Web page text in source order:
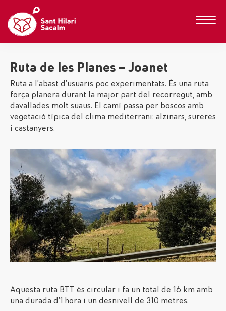
Ruta de les Planes – Joanet
Ruta a l’abast d’usuaris poc experimentats. És una ruta
força planera durant la major part del recorregut, amb
davallades molt suaus. El camí passa per boscos amb
vegetació típica del clima mediterrani: alzinars, sureres
i castanyers.
Aquesta ruta BTT és circular i fa un total de 16 km amb
una durada d’1 hora i un desnivell de 310 metres.